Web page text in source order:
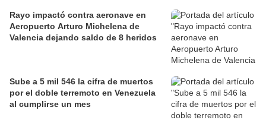
Rayo impactó contra aeronave en
Aeropuerto Arturo Michelena de
Valencia dejando saldo de 8 heridos
Sube a 5 mil 546 la cifra de muertos
por el doble terremoto en Venezuela
al cumplirse un mes